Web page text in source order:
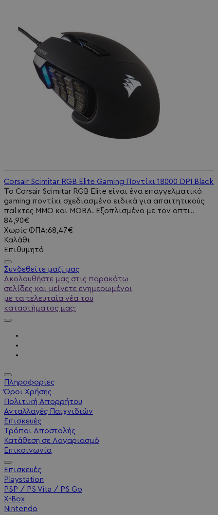
Corsair Scimitar RGB Elite Gaming Ποντίκι 18000 DPI Black
Το Corsair Scimitar RGB Elite είναι ένα επαγγελματικό
gaming ποντίκι σχεδιασμένο ειδικά για απαιτητικούς
παίκτες MMO και MOBA. Εξοπλισμένο με τον οπτι..
84,90€
Χωρίς ΦΠΑ:68,47€
Καλάθι
Επιθυμητό
Συνδεθείτε μαζί μας
Ακολουθήστε μας στις παρακάτω
σελίδες και μείνετε ενημερωμένοι
με τα τελευταία νέα του
καταστήματος μας:
Πληροφορίες
Όροι Χρήσης
Πολιτική Απορρήτου
Ανταλλαγές Παιχνιδιών
Επισκευές
Τρόποι Αποστολής
Κατάθεση σε Λογαριασμό
Επικοινωνία
Επισκευές
Playstation
PSP / PS Vita / PS Go
X-Box
Nintendo